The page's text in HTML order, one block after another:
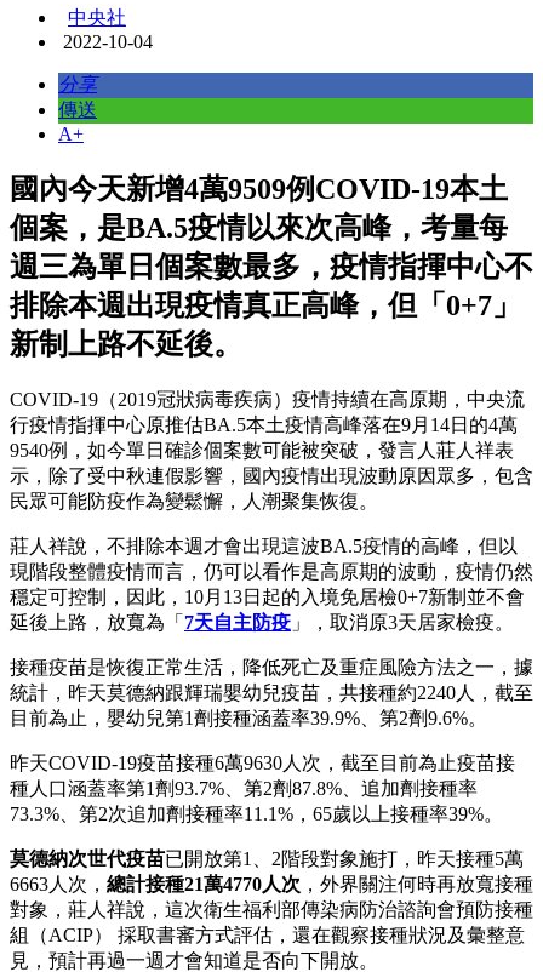
中央社
2022-10-04
分享
傳送
A+
國內今天新增4萬9509例COVID-19本土
個案，是BA.5疫情以來次高峰，考量每
週三為單日個案數最多，疫情指揮中心不
排除本週出現疫情真正高峰，但「0+7」
新制上路不延後。
COVID-19（2019冠狀病毒疾病）疫情持續在高原期，中央流
行疫情指揮中心原推估BA.5本土疫情高峰落在9月14日的4萬
9540例，如今單日確診個案數可能被突破，發言人莊人祥表
示，除了受中秋連假影響，國內疫情出現波動原因眾多，包含
民眾可能防疫作為變鬆懈，人潮聚集恢復。
莊人祥說，不排除本週才會出現這波BA.5疫情的高峰，但以
現階段整體疫情而言，仍可以看作是高原期的波動，疫情仍然
穩定可控制，因此，10月13日起的入境免居檢0+7新制並不會
延後上路，放寬為「 7天自主防疫 」，取消原3天居家檢疫。
接種疫苗是恢復正常生活，降低死亡及重症風險方法之一，據
統計，昨天莫德納跟輝瑞嬰幼兒疫苗，共接種約2240人，截至
目前為止，嬰幼兒第1劑接種涵蓋率39.9%、第2劑9.6%。
昨天COVID-19疫苗接種6萬9630人次，截至目前為止疫苗接
種人口涵蓋率第1劑93.7%、第2劑87.8%、追加劑接種率
73.3%、第2次追加劑接種率11.1%，65歲以上接種率39%。
莫德納次世代疫苗已開放第1、2階段對象施打，昨天接種5萬
6663人次， 總計接種21萬4770人次 ，外界關注何時再放寬接種
對象，莊人祥說，這次衛生福利部傳染病防治諮詢會預防接種
組（ACIP） 採取書審方式評估，還在觀察接種狀況及彙整意
見，預計再過一週才會知道是否向下開放。